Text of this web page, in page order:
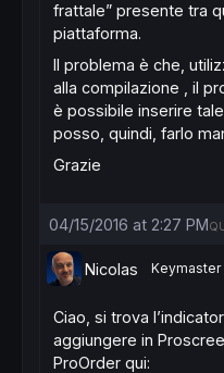
frattale” presente tra
piattaforma.
Il problema è che,
alla compilazione , il
è possibile inserire
posso, quindi, farlo
Grazie
04/15/2016 at 2:27 PM
Nicolas Keymaster
Ciao, si trova
aggiungere in
ProOrder qui: